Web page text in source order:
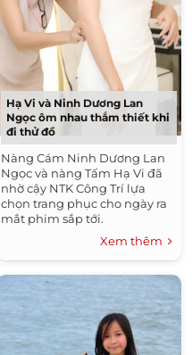
Hạ Vi và Ninh Dương Lan
Ngọc ôm nhau thắm thiết khi
đi thử đồ
Nàng Cám Ninh Dương Lan
Ngọc và nàng Tấm Hạ Vi đã
nhờ cậy NTK Công Trí lựa
chọn trang phục cho ngày ra
mắt phim sắp tới.
Xem thêm